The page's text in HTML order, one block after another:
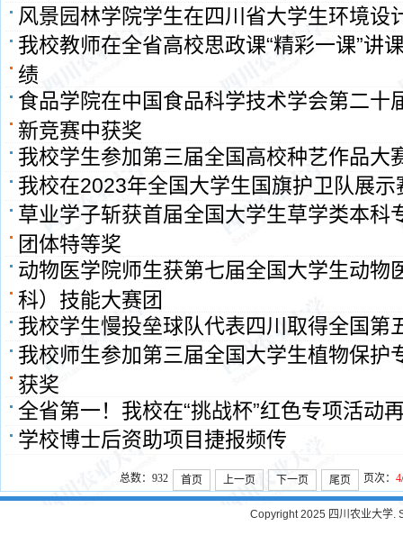
风景园林学院学生在四川省大学生环境设
我校教师在全省高校思政课“精彩一课”讲
绩
食品学院在中国食品科学技术学会第二十
新竞赛中获奖
我校学生参加第三届全国高校种艺作品大
我校在2023年全国大学生国旗护卫队展示
草业学子斩获首届全国大学生草学类本科
团体特等奖
动物医学院师生获第七届全国大学生动物
科）技能大赛团
我校学生慢投垒球队代表四川取得全国第
我校师生参加第三届全国大学生植物保护
获奖
全省第一！我校在“挑战杯”红色专项活动
学校博士后资助项目捷报频传
总数：932 首页 上一页 下一页 尾页 页次： 4
Copyright 2025 四川农业大学.